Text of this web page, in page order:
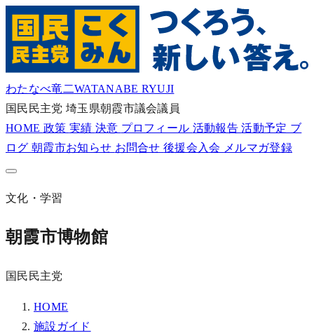
わたなべ竜二WATANABE RYUJI
国民民主党 埼玉県朝霞市議会議員
HOME 政策 実績 決意 プロフィール 活動報告活動予定 ブ
ログ 朝霞市お知らせ お問合せ後援会入会 メルマガ登録
文化・学習
朝霞市博物館
国民民主党
HOME
施設ガイド